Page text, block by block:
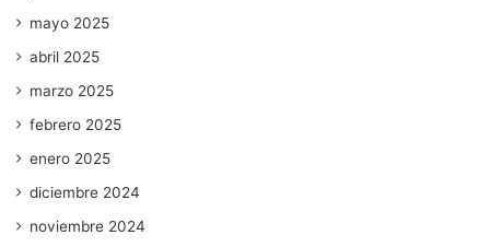
mayo 2025
abril 2025
marzo 2025
febrero 2025
enero 2025
diciembre 2024
noviembre 2024